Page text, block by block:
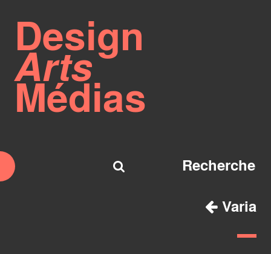
Design
Arts
Médias
Varia